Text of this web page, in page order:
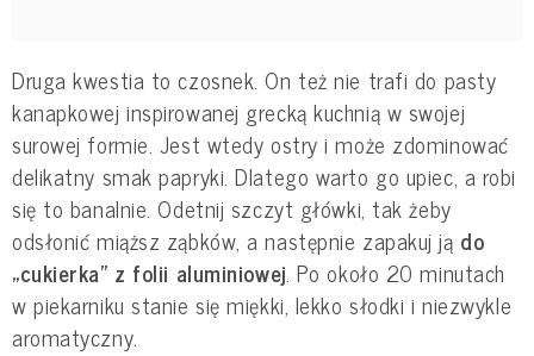
Druga kwestia to czosnek. On też nie trafi do pasty
kanapkowej inspirowanej grecką kuchnią w swojej
surowej formie. Jest wtedy ostry i może zdominować
delikatny smak papryki. Dlatego warto go upiec, a robi
się to banalnie. Odetnij szczyt główki, tak żeby
odsłonić miąższ ząbków, a następnie zapakuj ją do
„cukierka” z folii aluminiowej. Po około 20 minutach
w piekarniku stanie się miękki, lekko słodki i niezwykle
aromatyczny.